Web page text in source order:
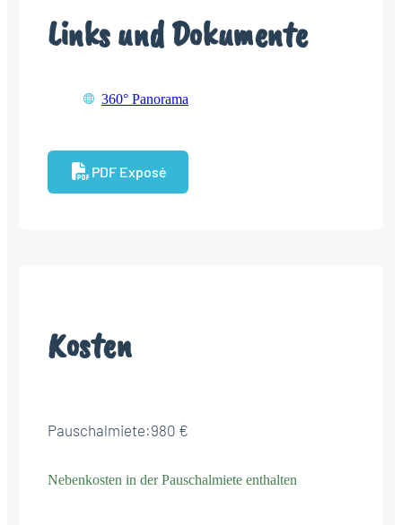
Links und Dokumente
360° Panorama
PDF Exposé
Kosten
Pauschalmiete:980 €
Nebenkosten in der Pauschalmiete enthalten